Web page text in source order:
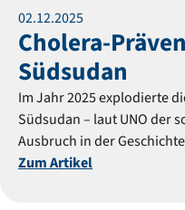
02.12.2025
Cholera-
Südsudan
Im Jahr 2025 explodierte
Südsudan – laut UNO der
Ausbruch in der
Medair konnten Tausende
Zum Artikel